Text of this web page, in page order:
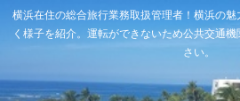
横浜在住の総合旅行業務取扱管理者！横浜の
く様子を紹介。運転ができないため公共交通
さい。